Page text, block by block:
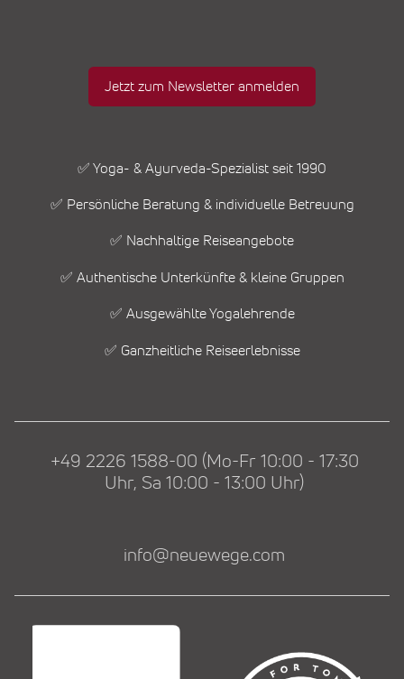
Jetzt zum Newsletter anmelden
✅ Yoga- & Ayurveda-Spezialist seit 1990
✅ Persönliche Beratung & individuelle Betreuung
✅ Nachhaltige Reiseangebote
✅ Authentische Unterkünfte & kleine Gruppen
✅ Ausgewählte Yogalehrende
✅ Ganzheitliche Reiseerlebnisse
+49 2226 1588-00 (Mo-Fr 10:00 - 17:30
Uhr, Sa 10:00 - 13:00 Uhr)
info@neuewege.com